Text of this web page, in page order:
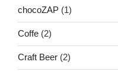
chocoZAP (1)
Coffe (2)
Craft Beer (2)